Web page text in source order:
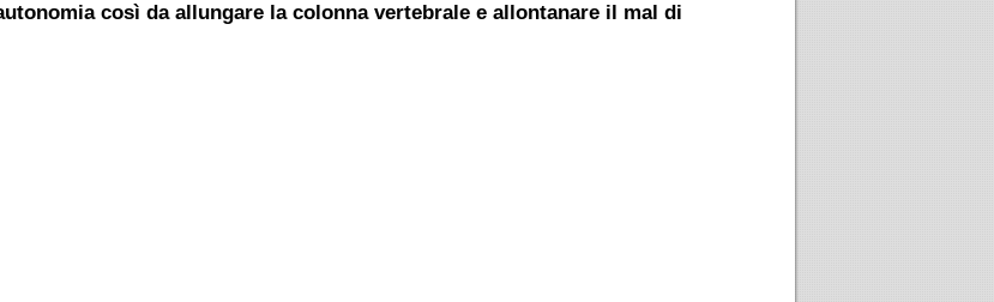
così da allungare la colonna vertebrale e allontanare il mal di